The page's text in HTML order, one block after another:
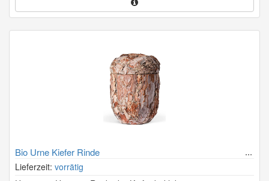
Bio Urne Kiefer Rinde
Lieferzeit: vorrätig